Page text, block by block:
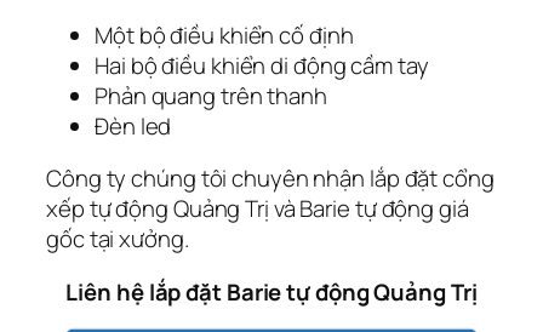
Một bộ điều khiển cố định
Hai bộ điều khiển di động cầm tay
Phản quang trên thanh
Đèn led
Công ty chúng tôi chuyên nhận lắp đặt cổng
xếp tự động Quảng Trị và Barie tự động giá
gốc tại xưởng.
Liên hệ lắp đặt Barie tự động Quảng Trị